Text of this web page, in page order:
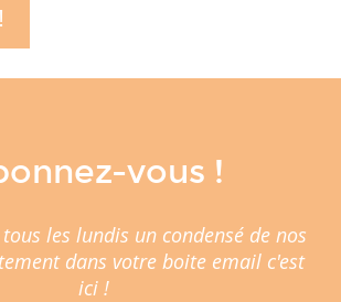
vous !
les lundis un condensé de nos
dans votre boite email c'est
ici !